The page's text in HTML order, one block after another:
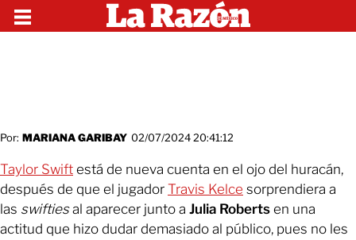
Por: MARIANA GARIBAY 02/07/2024 20:41:12
Taylor Swift está de nueva cuenta en el ojo del huracán,
después de que el jugador Travis Kelce sorprendiera a
las swiftiesal aparecer junto a Julia Roberts en una
actitud que hizo dudar demasiado al público, pues no les